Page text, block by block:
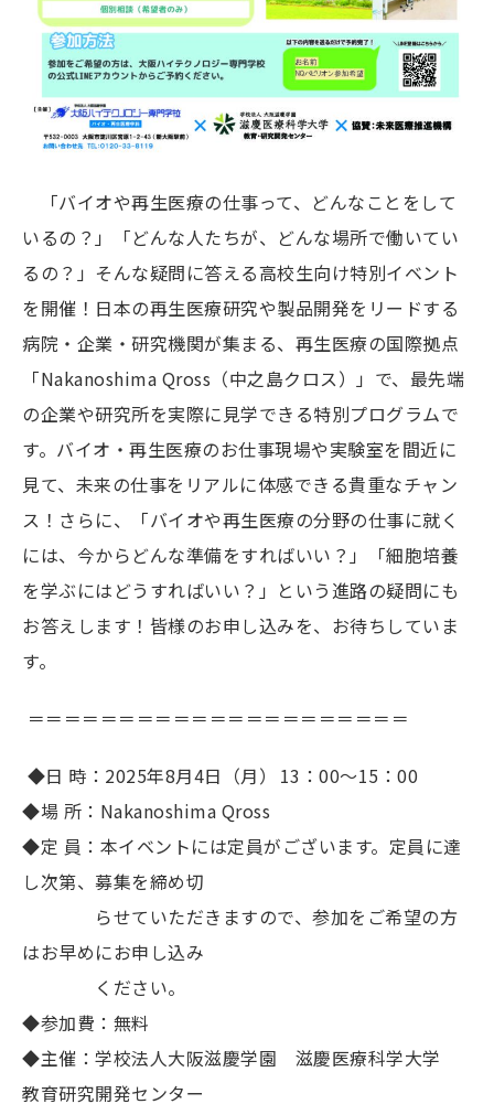
「バイオや再生医療の仕事って、どんなことをして
いるの？」「どんな人たちが、どんな場所で働いてい
るの？」そんな疑問に答える高校生向け特別イベント
を開催！日本の再生医療研究や製品開発をリードする
病院・企業・研究機関が集まる、再生医療の国際拠点
「Nakanoshima Qross（中之島クロス）」で、最先端
の企業や研究所を実際に見学できる特別プログラムで
す。バイオ・再生医療のお仕事現場や実験室を間近に
見て、未来の仕事をリアルに体感できる貴重なチャン
ス！さらに、「バイオや再生医療の分野の仕事に就く
には、今からどんな準備をすればいい？」「細胞培養
を学ぶにはどうすればいい？」という進路の疑問にも
お答えします！皆様のお申し込みを、お待ちしていま
す。
＝＝＝＝＝＝＝＝＝＝＝＝＝＝＝＝＝＝＝＝＝
◆日 時：2025年8月4日（月） 13：00～15：00
◆場 所：Nakanoshima Qross
◆定 員：本イベントには定員がございます。定員に達
し次第、募集を締め切
らせていただきますので、参加をご希望の方
はお早めにお申し込み
ください。
◆参加費：無料
◆主催：学校法人大阪滋慶学園 滋慶医療科学大学
教育研究開発センター